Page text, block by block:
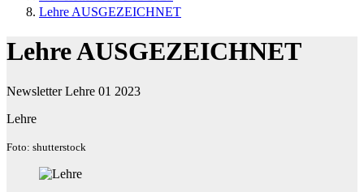
Lehre AUSGEZEICHNET
Lehre AUSGEZEICHNET
Newsletter Lehre 01 2023
Lehre
Foto: shutterstock